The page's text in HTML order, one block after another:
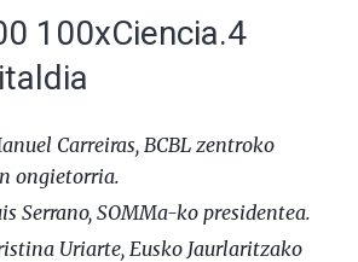
100xCiencia.4
Carreiras, BCBL zentroko
ongietorria.
Serrano, SOMMa-ko presidentea.
Uriarte, Eusko Jaurlaritzako